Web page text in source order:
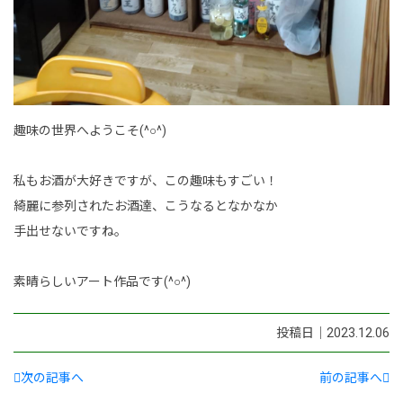
趣味の世界へようこそ(^○^)
私もお酒が大好きですが、この趣味もすごい！
綺麗に参列されたお酒達、こうなるとなかなか
手出せないですね。
素晴らしいアート作品です(^○^)
投稿日｜2023.12.06
次の記事へ 前の記事へ